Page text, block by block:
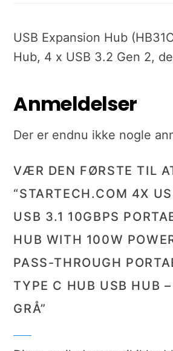
USB Expansion Hub
Hub, 4 x USB 3.2 Gen 2,
Anmeldelser
Der er endnu ikke nogle
VÆR DEN FØRSTE TIL
“STARTECH.COM 4X
USB 3.1 10GBPS
HUB WITH 100W
PASS-THROUGH
TYPE C HUB USB HUB
GRÅ”